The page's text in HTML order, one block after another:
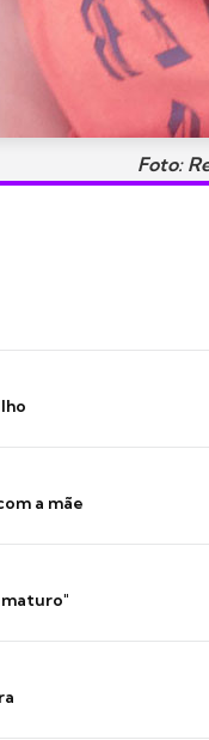
Foto:
a mãe